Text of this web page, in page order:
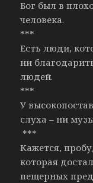
Бог был в
человека.
***
Есть люди,
ни
людей.
***
У
слуха – ни
***
Кажется,
которая
пещерных